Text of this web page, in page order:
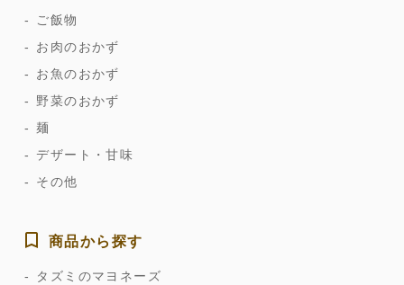
ご飯物
お肉のおかず
お魚のおかず
野菜のおかず
麺
デザート・甘味
その他
商品から探す
タズミのマヨネーズ